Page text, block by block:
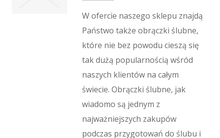
W ofercie naszego sklepu znajdą
Państwo także obrączki ślubne,
które nie bez powodu cieszą się
tak dużą popularnością wśród
naszych klientów na całym
świecie. Obrączki ślubne, jak
wiadomo są jednym z
najważniejszych zakupów
podczas przygotowań do ślubu i